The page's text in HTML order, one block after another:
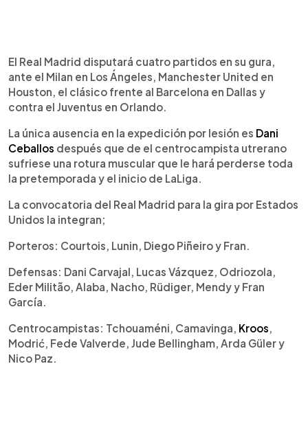
El Real Madrid disputará cuatro partidos en su gura,
ante el Milan en Los Ángeles, Manchester United en
Houston, el clásico frente al Barcelona en Dallas y
contra el Juventus en Orlando.
La única ausencia en la expedición por lesión es Dani
Ceballos después que de el centrocampista utrerano
sufriese una rotura muscular que le hará perderse toda
la pretemporada y el inicio de LaLiga.
La convocatoria del Real Madrid para la gira por Estados
Unidos la integran;
Porteros: Courtois, Lunin, Diego Piñeiro y Fran.
Defensas: Dani Carvajal, Lucas Vázquez, Odriozola,
Eder Militão, Alaba, Nacho, Rüdiger, Mendy y Fran
García.
Centrocampistas: Tchouaméni, Camavinga, Kroos,
Modrić, Fede Valverde, Jude Bellingham, Arda Güler y
Nico Paz.